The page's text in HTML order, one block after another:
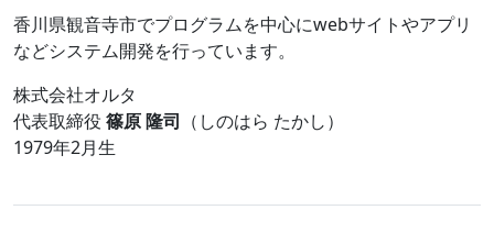
香川県観音寺市でプログラムを中心にwebサイトやアプリ
などシステム開発を行っています。
株式会社オルタ
代表取締役 篠原 隆司 （しのはら たかし）
1979年2月生